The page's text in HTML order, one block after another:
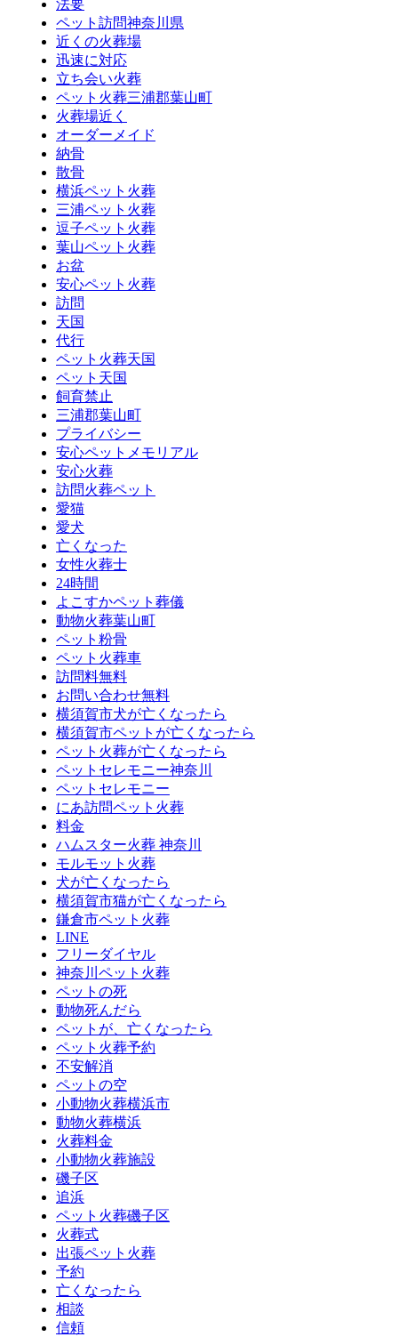
法要
ペット訪問神奈川県
近くの火葬場
迅速に対応
立ち会い火葬
ペット火葬三浦郡葉山町
火葬場近く
オーダーメイド
納骨
散骨
横浜ペット火葬
三浦ペット火葬
逗子ペット火葬
葉山ペット火葬
お盆
安心ペット火葬
訪問
天国
代行
ペット火葬天国
ペット天国
飼育禁止
三浦郡葉山町
プライバシー
安心ペットメモリアル
安心火葬
訪問火葬ペット
愛猫
愛犬
亡くなった
女性火葬士
24時間
よこすかペット葬儀
動物火葬葉山町
ペット粉骨
ペット火葬車
訪問料無料
お問い合わせ無料
横須賀市犬が亡くなったら
横須賀市ペットが亡くなったら
ペット火葬が亡くなったら
ペットセレモニー神奈川
ペットセレモニー
にあ訪問ペット火葬
料金
ハムスター火葬 神奈川
モルモット火葬
犬が亡くなったら
横須賀市猫が亡くなったら
鎌倉市ペット火葬
LINE
フリーダイヤル
神奈川ペット火葬
ペットの死
動物死んだら
ペットが、亡くなったら
ペット火葬予約
不安解消
ペットの空
小動物火葬横浜市
動物火葬横浜
火葬料金
小動物火葬施設
磯子区
追浜
ペット火葬磯子区
火葬式
出張ペット火葬
予約
亡くなったら
相談
信頼